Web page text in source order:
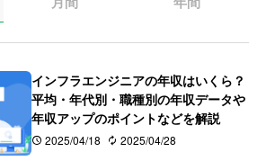
インフラエンジニアの年収はいくら？
平均・年代別・職種別の年収データや
年収アップのポイントなどを解説
2025/04/18 2025/04/28